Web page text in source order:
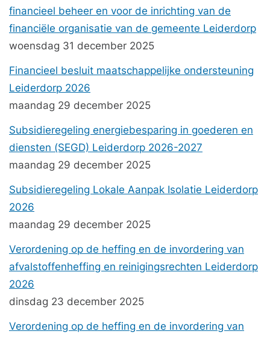
financieel beheer en voor de inrichting van de
financiële organisatie van de gemeente Leiderdorp
woensdag 31 december 2025
Financieel besluit maatschappelijke ondersteuning
Leiderdorp 2026
maandag 29 december 2025
Subsidieregeling energiebesparing in goederen en
diensten (SEGD) Leiderdorp 2026-2027
maandag 29 december 2025
Subsidieregeling Lokale Aanpak Isolatie Leiderdorp
2026
maandag 29 december 2025
Verordening op de heffing en de invordering van
afvalstoffenheffing en reinigingsrechten Leiderdorp
2026
dinsdag 23 december 2025
Verordening op de heffing en de invordering van